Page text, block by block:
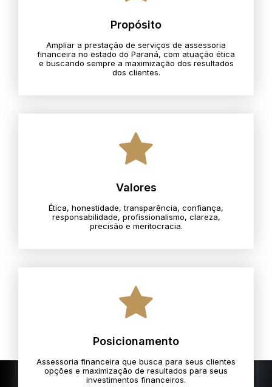
Propósito
Ampliar a prestação de serviços de assessoria
financeira no estado do Paraná, com atuação ética
e buscando sempre a maximização dos resultados
dos clientes.
Valores
Ética, honestidade, transparência, confiança,
responsabilidade, profissionalismo, clareza,
precisão e meritocracia.​
Posicionamento
Assessoria financeira que busca para seus clientes
opções e maximização de resultados para seus
investimentos financeiros.